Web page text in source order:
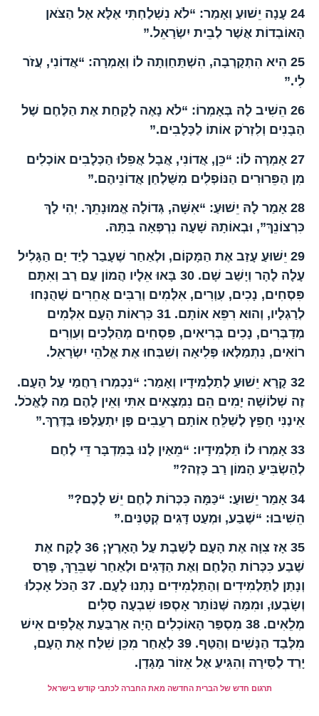
24 עָנָה יֵשׁוּעַ וְאָמַר: “לֹא נִשְׁלַחְתִּי אֶלָּא אֶל הַצֹּאן
הָאוֹבְדוֹת אֲשֶׁר לְבֵית יִשְׂרָאֵל.”
25 הִיא הִתְקָרְבָה, הִשְׁתַּחַוְתָה לוֹ וְאָמְרָה: “אֲדוֹנִי, עֲזֹר
לִי.”
26 הֵשִׁיב לָהּ בְּאָמְרוֹ: “לֹא נָאֶה לָקַחַת אֶת הַלֶּחֶם שֶׁל
הַבָּנִים וְלִזְרֹק אוֹתוֹ לַכְּלָבִים.”
27 אָמְרָה לוֹ: “כֵּן, אֲדוֹנִי, אֲבָל אֲפִלּוּ הַכְּלָבִים אוֹכְלִים
מִן הַפֵּרוּרִים הַנּוֹפְלִים מִשֻּׁלְחַן אֲדוֹנֵיהֶם.”
28 אָמַר לָהּ יֵשׁוּעַ: “אִשָּׁה, גְּדוֹלָה אֱמוּנָתֵךְ. יְהִי לָךְ
כִּרְצוֹנֵךְ”, וּבְאוֹתָהּ שָׁעָה נִרְפְּאָה בִּתָּהּ.
29 יֵשׁוּעַ עָזַב אֶת הַמָּקוֹם, וּלְאַחַר שֶׁעָבַר לְיַד יָם הַגָּלִיל
עָלָה לָהָר וְיָשַׁב שָׁם. 30 בָּאוּ אֵלָיו הֲמוֹן עַם רַב וְאִתָּם
פִּסְחִים, נָכִים, עִוְרִים, אִלְּמִים וְרַבִּים אֲחֵרִים שֶׁהֻנְּחוּ
לְרַגְלָיו, וְהוּא רִפֵּא אוֹתָם. 31 כִּרְאוֹת הָעָם אִלְּמִים
מְדַבְּרִים, נָכִים בְּרִיאִים, פִּסְחִים מְהַלְּכִים וְעִוְרִים
רוֹאִים, נִתְמַלְּאוּ פְּלִיאָה וְשִׁבְּחוּ אֶת אֱלֹהֵי יִשְׂרָאֵל.
32 קָרָא יֵשׁוּעַ לְתַלְמִידָיו וְאָמַר: “נִכְמְרוּ רַחֲמַי עַל הָעָם.
זֶה שְׁלוֹשָׁה יָמִים הֵם נִמְצָאִים אִתִּי וְאֵין לָהֶם מַה לֶּאֱכֹל.
אֵינֶנִּי חָפֵץ לְשַׁלֵּחַ אוֹתָם רְעֵבִים פֶּן יִתְעַלְּפוּ בַּדֶּרֶךְ.”
33 אָמְרוּ לוֹ תַּלְמִידָיו: “מֵאַיִן לָנוּ בַּמִּדְבָּר דֵּי לֶחֶם
לְהַשְׂבִּיעַ הָמוֹן רַב כָּזֶה?”
34 אָמַר יֵשׁוּעַ: “כַּמָּה כִּכְּרוֹת לֶחֶם יֵשׁ לָכֶם?”
הֵשִׁיבוּ: “שֶׁבַע, וּמְעַט דָּגִים קְטַנִּים.”
35 אָז צִוָּה אֶת הָעָם לָשֶׁבֶת עַל הָאָרֶץ; 36 לָקַח אֶת
שֶׁבַע כִּכְּרוֹת הַלֶּחֶם וְאֶת הַדָּגִים וּלְאַחַר שֶׁבֵּרֵךְ, פָּרַס
וְנָתַן לַתַּלְמִידִים וְהַתַּלְמִידִים נָתְנוּ לָעָם. 37 הַכֹּל אָכְלוּ
וְשָׂבְעוּ, וּמִמַּה שֶּׁנּוֹתַר אָסְפוּ שִׁבְעָה סַלִּים
מְלֵאִים. 38 מִסְפַּר הָאוֹכְלִים הָיָה אַרְבַּעַת אֲלָפִים אִישׁ
מִלְּבַד הַנָּשִׁים וְהַטַּף. 39 לְאַחַר מִכֵּן שִׁלַּח אֶת הָעָם,
יָרַד לַסִּירָה וְהִגִּיעַ אֶל אֵזוֹר מָגָדָן.
תרגום חדש של הברית החדשה מאת החברה לכתבי קודש בישראל